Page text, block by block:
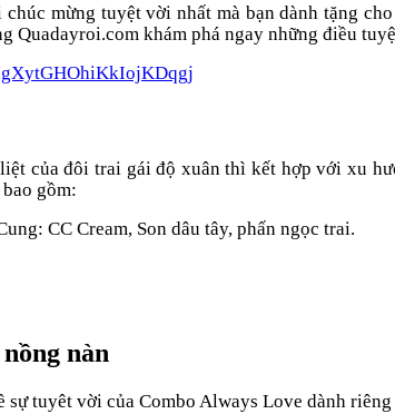
mừng tuyệt vời nhất mà bạn dành tặng
Quadayroi.com khám phá ngay những điều
của đôi trai gái độ xuân thì kết hợp với xu
gồm:
CC Cream, Son dâu tây, phấn ngọc trai.
nàn
tuyêt vời của Combo Always Love dành